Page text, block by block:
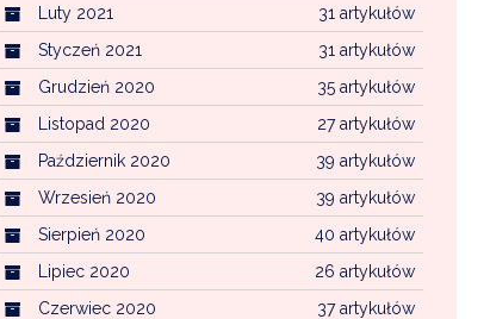
31 artykułów
Luty 2021
31 artykułów
Styczeń 2021
35 artykułów
Grudzień 2020
27 artykułów
Listopad 2020
39 artykułów
Październik 2020
39 artykułów
Wrzesień 2020
40 artykułów
Sierpień 2020
26 artykułów
Lipiec 2020
37 artykułów
Czerwiec 2020